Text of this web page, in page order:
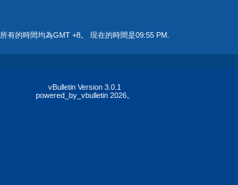
所有的時間均為GMT +8。 現在的時間是09:55 PM
vBulletin Version 3.0.1
powered_by_vbulletin 2026。